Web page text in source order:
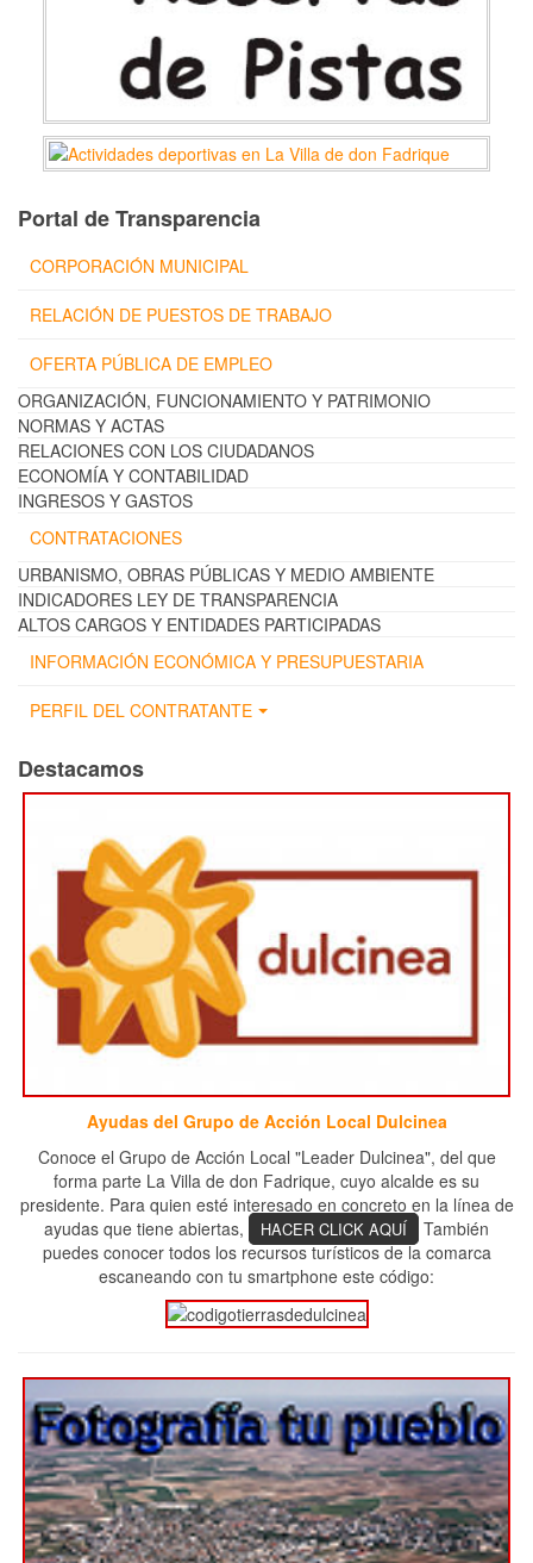
Portal de Transparencia
CORPORACIÓN MUNICIPAL
RELACIÓN DE PUESTOS DE TRABAJO
OFERTA PÚBLICA DE EMPLEO
ORGANIZACIÓN, FUNCIONAMIENTO Y PATRIMONIO
NORMAS Y ACTAS
RELACIONES CON LOS CIUDADANOS
ECONOMÍA Y CONTABILIDAD
INGRESOS Y GASTOS
CONTRATACIONES
URBANISMO, OBRAS PÚBLICAS Y MEDIO AMBIENTE
INDICADORES LEY DE TRANSPARENCIA
ALTOS CARGOS Y ENTIDADES PARTICIPADAS
INFORMACIÓN ECONÓMICA Y PRESUPUESTARIA
PERFIL DEL CONTRATANTE
Destacamos
Ayudas del Grupo de Acción Local Dulcinea
Conoce el Grupo de Acción Local "Leader Dulcinea", del que
forma parte La Villa de don Fadrique, cuyo alcalde es su
presidente. Para quien esté interesado en concreto en la línea de
ayudas que tiene abiertas,
HACER CLICK AQUÍ
También
puedes conocer todos los recursos turísticos de la comarca
escaneando con tu smartphone este código: